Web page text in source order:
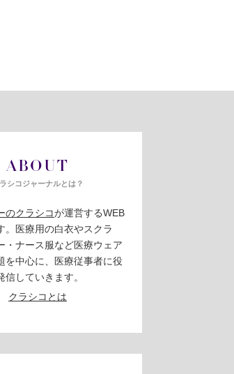
ABOUT
シコジャーナルとは？
のクラシコが運営するWEB
。医療用の白衣やスクラ
・ナース服など医療ウェア
を中心に、医療従事者に役
信していきます。
クラシコとは